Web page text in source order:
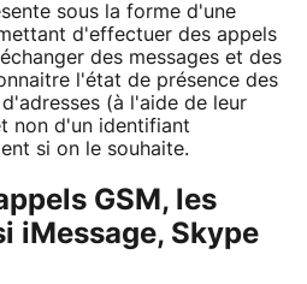
sous la forme d'une
d'effectuer des appels
des messages et des
l'état de présence des
(à l'aide de leur
non d'un identifiant
si on le souhaite.
GSM, les
iMessage, Skype